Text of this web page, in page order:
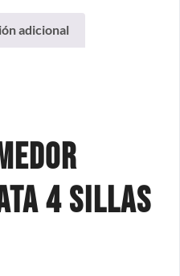
adicional
4 Sillas